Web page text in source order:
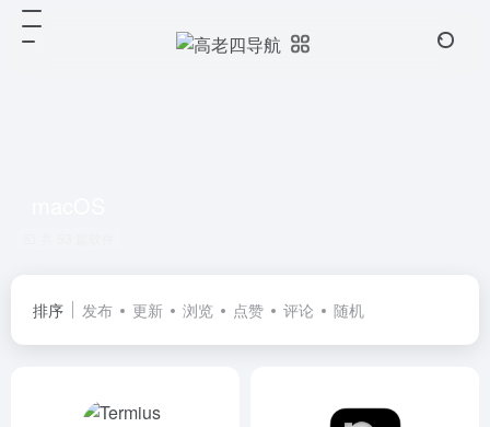
排序 发布 更新 浏览 点赞 评论 随机